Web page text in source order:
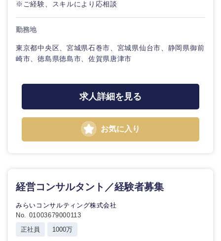
東海地方
岐阜県 静岡県
※ご経験、スキルにより応相談
勤務地
東京都中央区、宮城県石巻市、宮城県仙台市、静岡県御前
崎市、徳島県徳島市、佐賀県唐津市
求人詳細を見る
お気に入り
経営コンサルタント／経験者募集
みらいコンサルティング株式会社
No. 01003679000113
正社員
1000万